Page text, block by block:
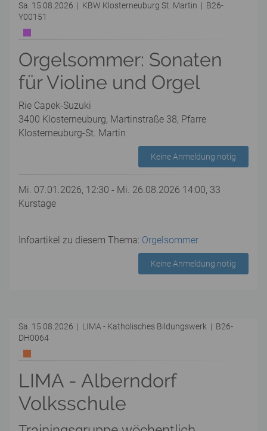
Sa. 15.08.2026 | KBW Klosterneuburg St. Martin | B26-
Y00151
Orgelsommer: Sonaten
für Violine und Orgel
Rie Capek-Suzuki
3400 Klosterneuburg, Martinstraße 38, Pfarre
Klosterneuburg-St. Martin
Keine Anmeldung nötig
Mi. 07.01.2026, 12:30 - Mi. 26.08.2026 14:00, 33
Kurstage
Infoartikel zu diesem Thema: Orgelsommer
Keine Anmeldung nötig
Sa. 15.08.2026 | LIMA - Katholisches Bildungswerk | B26-
DH0064
LIMA - Alberndorf
Volksschule